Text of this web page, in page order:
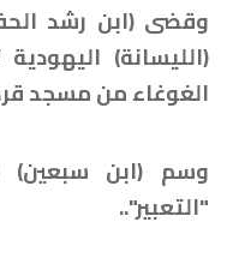
وقضى (ابن رشد
(الليسانة)
الغوغاء من مسجد
وسم (ابن سبعين)
"التعبير"..